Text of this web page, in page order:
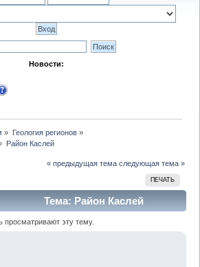
Новости:
» Геология регионов»
Район Каслей
« предыдущая тема следующая тема »
ПЕЧАТЬ
Тема: Район Каслей
просматривают эту тему.